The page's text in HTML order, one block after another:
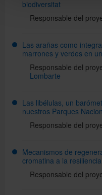
biodiversitat
Responsable del
Las arañas como
marrones y verdes en
Responsable del
Lombarte
Las libélulas, un
nuestros Parques
Responsable del
Mecanismos de
cromatina a la
Responsable del